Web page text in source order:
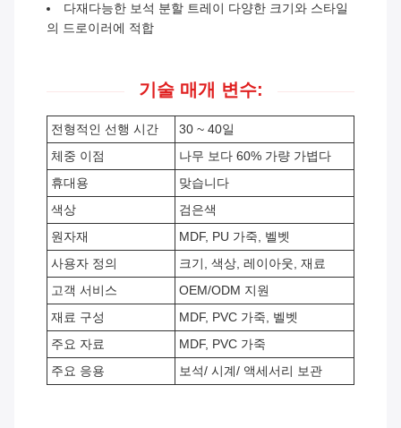
다재다능한 보석 분할 트레이 다양한 크기와 스타일
의 드로이러에 적합
기술 매개 변수:
전형적인 선행 시간
30 ~ 40일
체중 이점
나무 보다 60% 가량 가볍다
휴대용
맞습니다
색상
검은색
원자재
MDF, PU 가죽, 벨벳
사용자 정의
크기, 색상, 레이아웃, 재료
고객 서비스
OEM/ODM 지원
재료 구성
MDF, PVC 가죽, 벨벳
주요 자료
MDF, PVC 가죽
주요 응용
보석/ 시계/ 액세서리 보관